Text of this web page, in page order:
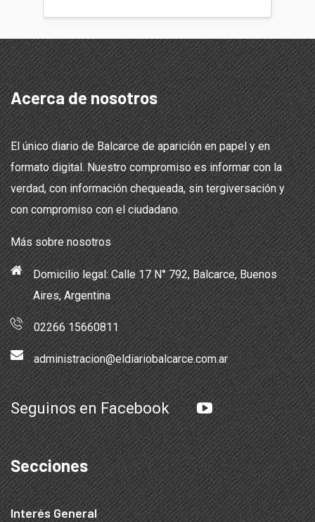
Acerca de nosotros
El único diario de Balcarce de aparición en papel y en
formato digital. Nuestro compromiso es informar con la
verdad, con información chequeada, sin tergiversación y
con compromiso con el ciudadano.
Más sobre nosotros
Domicilio legal: Calle 17 N° 792, Balcarce, Buenos
Aires, Argentina
02266 15660811
administracion@eldiariobalcarce.com.ar
Seguinos en Facebook
Secciones
Interés General